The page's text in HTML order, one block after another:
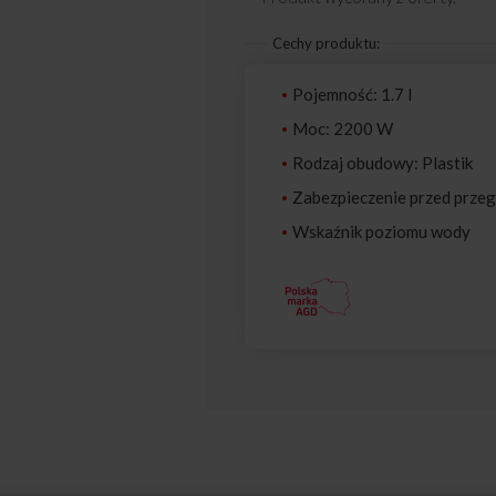
Cechy produktu:
Pojemność: 1.7 l
Moc: 2200 W
Rodzaj obudowy: Plastik
Zabezpieczenie przed
Wskaźnik poziomu wody